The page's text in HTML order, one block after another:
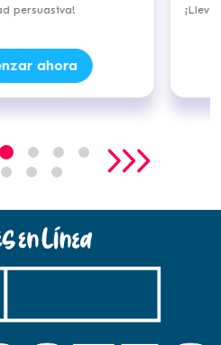
persuasiva!
ahora